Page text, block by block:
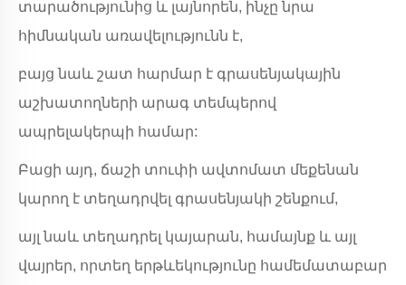
տարածությունից և լայնորեն, ինչը նրա
հիմնական առավելությունն է,
բայց նաև շատ հարմար է գրասենյակային
աշխատողների արագ տեմպերով
ապրելակերպի համար:
Բացի այդ, ճաշի տուփի ավտոմատ մեքենան
կարող է տեղադրվել գրասենյակի շենքում,
այլ նաև տեղադրել կայարան, համայնք և այլ
վայրեր, որտեղ երթևեկությունը համեմատաբար